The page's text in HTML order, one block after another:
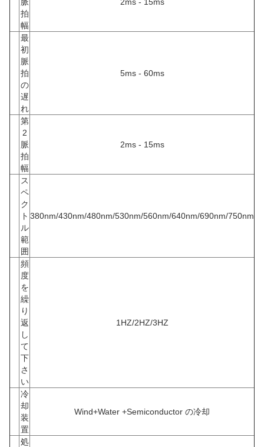
拍
幅
最
初
脈
拍
の
遅
れ
5ms - 60ms
第
2
脈
拍
幅
2ms - 15ms
ス
ペ
ク
ト
ル
範
囲
380nm/430nm/480nm/530nm/560nm/640nm/690nm/750nm
頻
度
を
繰
り
返
し
て
下
さ
い
1HZ/2HZ/3HZ
冷
却
装
置
Wind+Water +Semiconductor の冷却
処